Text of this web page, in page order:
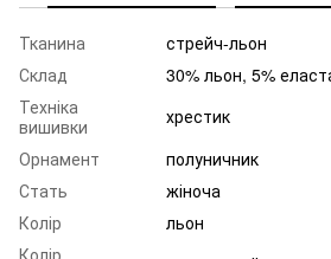
Тканина
стрейч-льон
Склад
30% льон, 5%
Техніка
вишивки
хрестик
Орнамент
полуничник
Стать
жіноча
Колір
льон
Колір